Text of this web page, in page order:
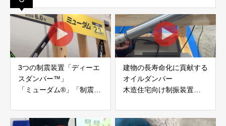
3つの制震装置「ディーエ
スダンパー™」
「ミューダム®」「制震テ
アイディールブレーン株式
会社
建物の長寿命化に貢献する
オイルダンパー
木造住宅向け制振装置
株式会社evoltz